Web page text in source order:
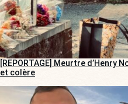
[REPORTAGE] Meurtre d’Henry
et colère